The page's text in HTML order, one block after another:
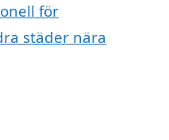
för
städer nära